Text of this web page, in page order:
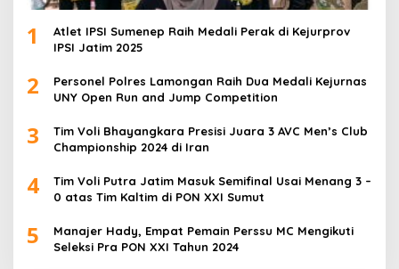
1
Atlet IPSI Sumenep Raih Medali Perak di Kejurprov
IPSI Jatim 2025
2
Personel Polres Lamongan Raih Dua Medali Kejurnas
UNY Open Run and Jump Competition
3
Tim Voli Bhayangkara Presisi Juara 3 AVC Men’s Club
Championship 2024 di Iran
4
Tim Voli Putra Jatim Masuk Semifinal Usai Menang 3 –
0 atas Tim Kaltim di PON XXI Sumut
5
Manajer Hady, Empat Pemain Perssu MC Mengikuti
Seleksi Pra PON XXI Tahun 2024